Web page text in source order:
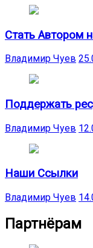
Стать Автором
Владимир Чуев
Поддержать
Владимир Чуев
Наши Ссылки
Владимир Чуев
Партнёрам